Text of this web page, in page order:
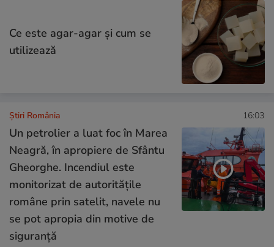
Ce este agar-agar și cum se
utilizează
Știri România 16:03
Un petrolier a luat foc în Marea
Neagră, în apropiere de Sfântu
Gheorghe. Incendiul este
monitorizat de autoritățile
române prin satelit, navele nu
se pot apropia din motive de
siguranță